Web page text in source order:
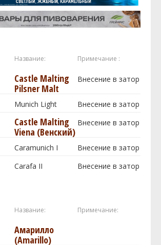
Название: Примечание :
Castle Malting
Pilsner Malt
Внесение в затор
Munich Light
Внесение в затор
Castle Malting
Viena (Венский)
Внесение в затор
Caramunich I
Внесение в затор
Carafa II Внесение в затор
Название: Примечание:
Амарилло
(Amarillo)